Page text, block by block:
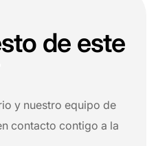
de este
y nuestro equipo de
contacto contigo a la